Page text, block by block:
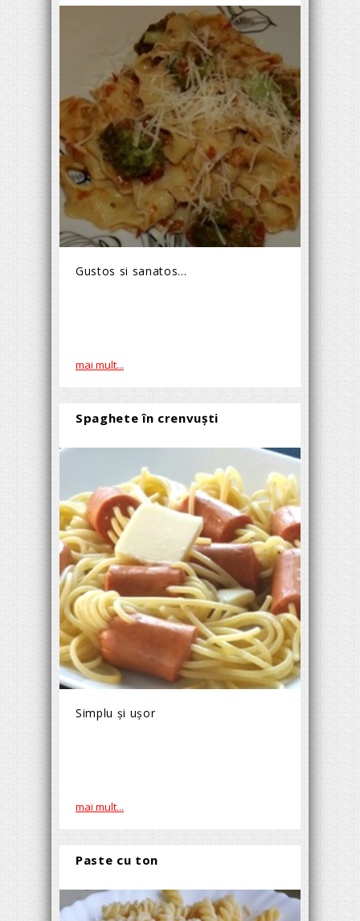
Gustos si sanatos...
mai mult...
Spaghete în crenvuști
Simplu și ușor
mai mult...
Paste cu ton